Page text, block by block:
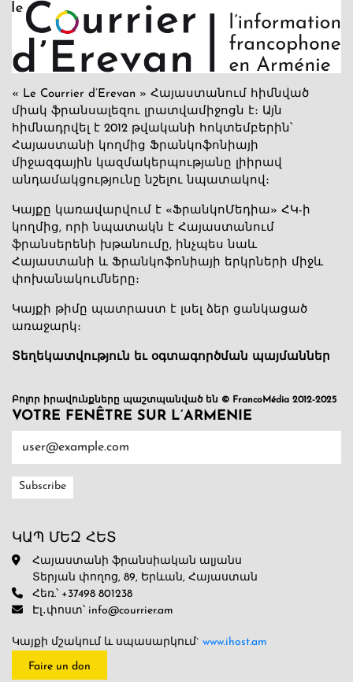
« Le Courrier d’Erevan » Հայաստանում հիմնված
միակ ֆրանսալեզու լրատվամիջոցն է։ Այն
հիմնադրվել է 2012 թվականի հոկտեմբերին՝
Հայաստանի կողմից Ֆրանկոֆոնիայի
միջազգային կազմակերպությանը լիիրավ
անդամակցությունը նշելու նպատակով։
Կայքը կառավարվում է «ՖրանկոՄեդիա» ՀԿ-ի
կողմից, որի նպատակն է Հայաստանում
ֆրանսերենի խթանումը, ինչպես նաև
Հայաստանի և Ֆրանկոֆոնիայի երկրների միջև
փոխանակումները։
Կայքի թիմը պատրաստ է լսել ձեր ցանկացած
առաջարկ։
Տեղեկատվություն եւ օգտագործման պայմաններ
Բոլոր իրավունքները պաշտպանված են © FrancoMédia 2012-2025
VOTRE FENÊTRE SUR L’ARMENIE
ԿԱՊ ՄԵԶ ՀԵՏ
Հայաստանի ֆրանսիական ալյանս
Տերյան փողոց, 89, Երևան, Հայաստան
Հեռ.՝ +37498 801238
Էլ․փոստ՝ info@courrier.am
Կայքի մշակում և սպասարկում` www.ihost.am
Faire un don